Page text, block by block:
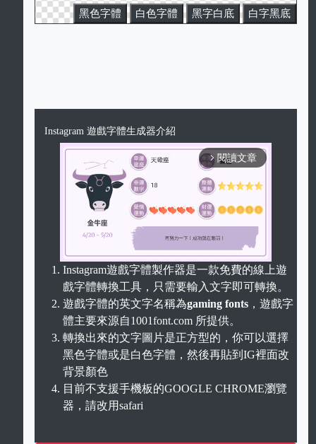
黑色字體 白色字體 黑字白底 白字黑底
Instagram 遊戲字體生成器介紹
arrow_forward_ios 閱讀文章
Unmute
Instagram遊戲字體製作器是一款免費的線上遊
戲字體轉換工具，只需要輸入文字即可轉換。
遊戲字體的英文字名稱為gaming fonts ，遊戲字
體主要來源自1001font.com 所提供。
轉換出來的文字圖片是正方型的，你可以選擇
黑色字體或是白色字體，然後再貼到IG裡面改
背景顏色
目前不支援手機板的GOOGLE CHROME瀏覽
器，請改用safari